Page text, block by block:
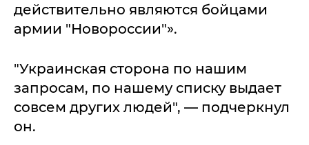
действительно являются бойцами
армии "Новороссии"».
"Украинская сторона по нашим
запросам, по нашему списку выдает
совсем других людей", — подчеркнул
он.